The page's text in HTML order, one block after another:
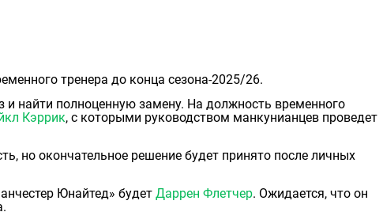
тренера до конца сезона-2025/26.
и найти полноценную замену. На должность временного
Кэррик, с которыми руководством манкунианцев проведет
но окончательное решение будет принято после личных
Юнайтед» будет Даррен Флетчер. Ожидается, что он